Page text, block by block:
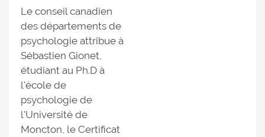
Le conseil canadien
des départements de
psychologie attribue à
Sébastien Gionet,
étudiant au Ph.D à
l'école de
psychologie de
l'Université de
Moncton, le Certificat